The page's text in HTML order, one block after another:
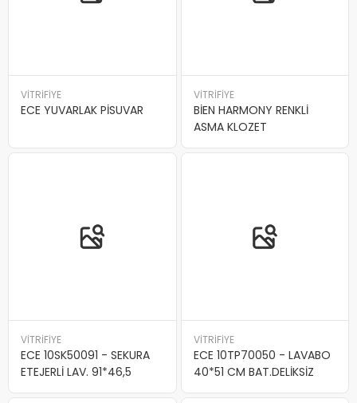
VİTRİFİYE
ECE YUVARLAK PİSUVAR
VİTRİFİYE
BİEN HARMONY RENKLİ
ASMA KLOZET
VİTRİFİYE
ECE 10SK50091 - SEKURA
ETEJERLİ LAV. 91*46,5
VİTRİFİYE
ECE 10TP70050 - LAVABO
40*51 CM BAT.DELİKSİZ